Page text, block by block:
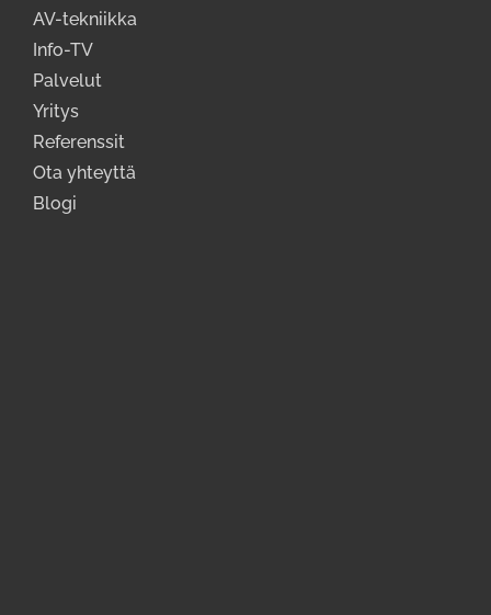
AV-tekniikka
Info-TV
Palvelut
Yritys
Referenssit
Ota yhteyttä
Blogi